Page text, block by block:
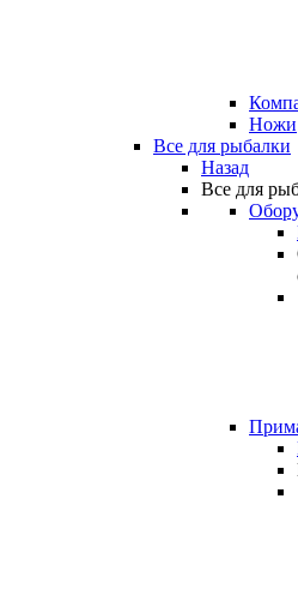
Ножи
Все для рыбалки
Назад
Все для